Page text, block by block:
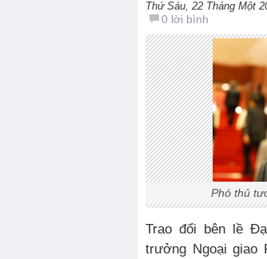
Thứ Sáu, 22 Tháng Một
0 lời bình
Phó thủ
Trao đổi bên lề
trưởng Ngoại giao